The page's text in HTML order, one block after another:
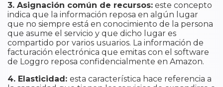
3. Asignación común de recursos: este concepto
indica que la información reposa en algún lugar
que no siempre está en conocimiento de la persona
que asume el servicio y que dicho lugar es
compartido por varios usuarios. La información de
facturación electrónica que emitas con el software
de Loggro reposa confidencialmente en Amazon.
4. Elasticidad: esta característica hace referencia a